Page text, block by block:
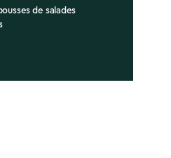
de salades